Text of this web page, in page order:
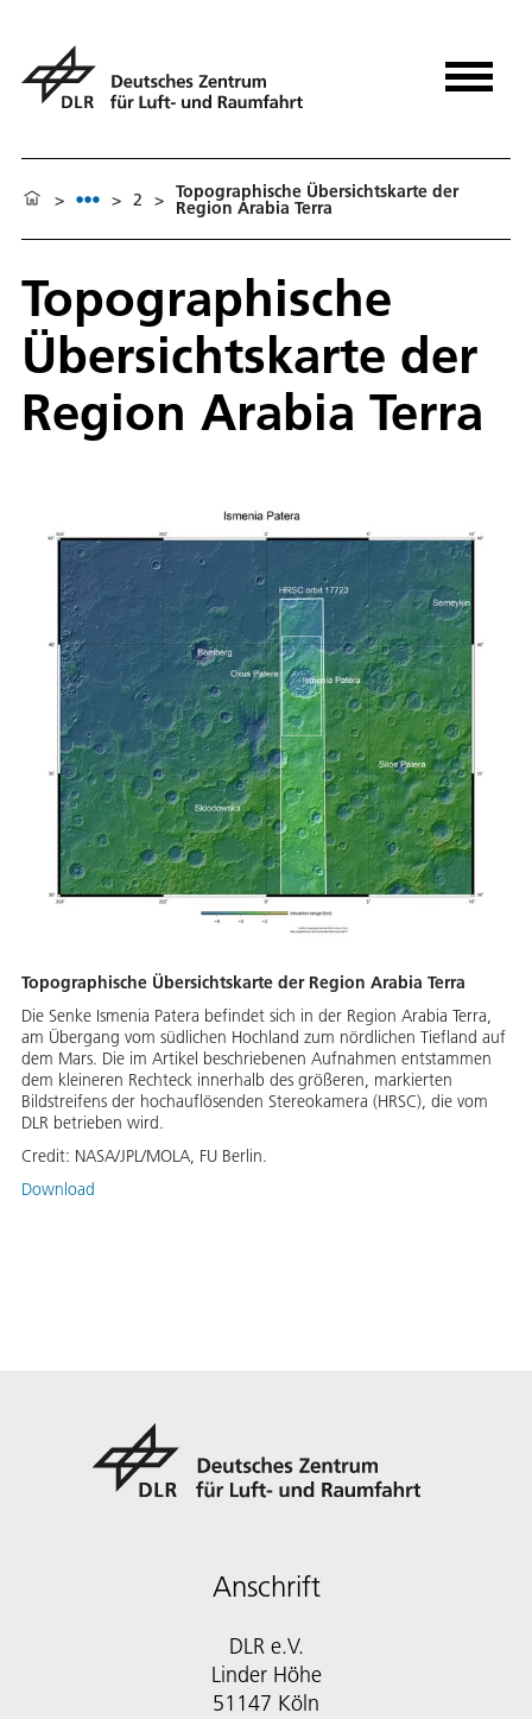
> > 2 > Topographische Übersichtskarte der
Region Arabia Terra
Topographische
Übersichtskarte der
Region Arabia Terra
Topographische Übersichtskarte der Region Arabia Terra
Die Senke Ismenia Patera befindet sich in der Region Arabia Terra,
am Übergang vom südlichen Hochland zum nördlichen Tiefland auf
dem Mars. Die im Artikel beschriebenen Aufnahmen entstammen
dem kleineren Rechteck innerhalb des größeren, markierten
Bildstreifens der hochauflösenden Stereokamera (HRSC), die vom
DLR betrieben wird.
Credit: NASA/JPL/MOLA, FU Berlin.
Download
Anschrift
DLR e.V.
Linder Höhe
51147 Köln